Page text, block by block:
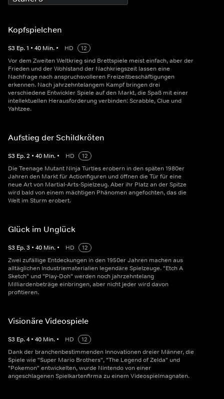
Kopfspielchen
S3 Ep.1 • 40 Min. • HD
12
Vor dem Zweiten Weltkrieg sind Brettspiele meist einfach, aber der
Frieden und der Wohlstand der Nachkriegszeit lassen eine
Nachfrage nach anspruchsvolleren Freizeitbeschäftigungen
erkennen. Nach jahrzehntelangem Kampf bringen drei
verschiedene Entwickler Spiele auf den Markt, die Spaß mit einer
intellektuellen Herausforderung verbinden: Scrabble, Clue und
Yahtzee.
Aufstieg der Schildkröten
S3 Ep.2 • 40 Min. • HD
12
Die Teenage Mutant Ninja Turtles erobern in den späten 1980er
Jahren den Markt für Actionfiguren und öffnen die Tür für eine
neue Art von Martial-Arts-Spielzeug. Aber ihr Platz an der Spitze
wird bald von einem mächtigen Phänomen angefochten, das die
Welt im Sturm erobert.
Glück im Unglück
S3 Ep.3 • 40 Min. • HD
12
Zwei zufällige Entdeckungen in den 1950er Jahren machen aus
alltäglichen Industriematerialien legendäre Spielzeuge. "Etch A
Sketch" und "Play-Doh" werden noch jahrzehntelang
Milliardenbeträge einbringen, aber nicht jeder wird davon
profitieren.
Visionäre Videospiele
S3 Ep.4 • 40 Min. • HD
12
Dank der branchenbestimmenden Innovationen dreier Männer, die
Spiele wie "Super Mario Brothers", "The Legend of Zelda" und
"Pokemon" entwickelten, wurde Nintendo von einer
angeschlagenen Spielkartenfirma zu einem Videospielmagnaten.